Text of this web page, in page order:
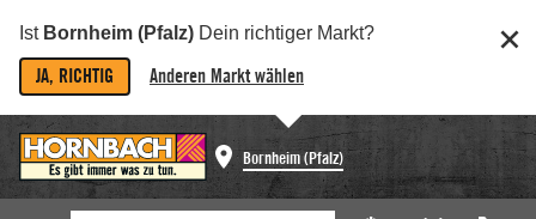
Ist Bornheim (Pfalz) Dein richtiger Markt?
JA, RICHTIG Anderen Markt wählen
Bornheim (Pfalz)